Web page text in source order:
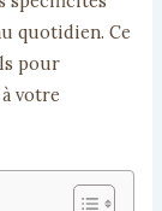
quotidien. Ce
pour
votre